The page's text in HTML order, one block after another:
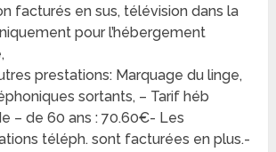
facturés en sus, télévision dans la
pour l’hébergement
prestations: Marquage du linge,
sortants, – Tarif héb
– de 60 ans : 70.60€- Les
téléph. sont facturées en plus.-